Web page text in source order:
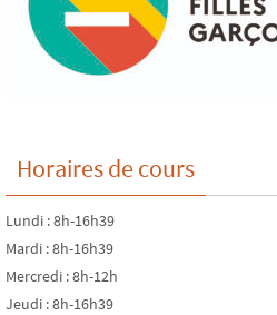
Horaires de cours
Lundi : 8h-16h39
Mardi : 8h-16h39
Mercredi : 8h-12h
Jeudi : 8h-16h39